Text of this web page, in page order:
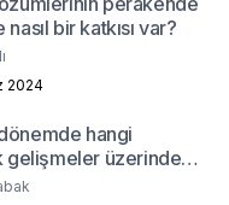
bir katkısı var?
2024
hangi
gelişmeler üzerinde